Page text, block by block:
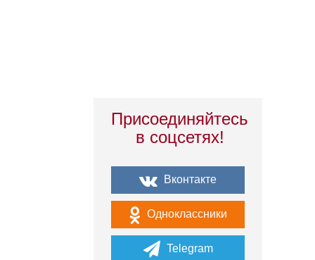
Присоединяйтесь
в соцсетях!
Вконтакте
Одноклассники
Telegram